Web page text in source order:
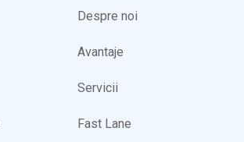
Despre noi
Avantaje
Servicii
Fast Lane